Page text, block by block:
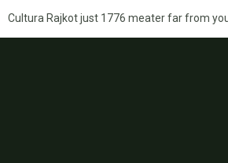
Cultura Rajkot just 1776 meater far from